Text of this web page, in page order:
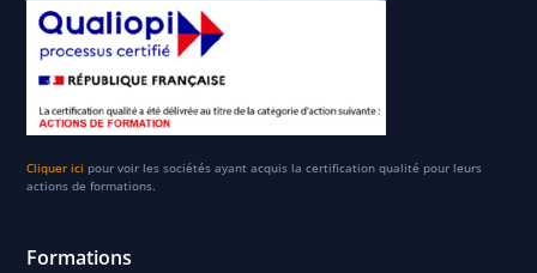
Cliquer ici pour voir les sociétés ayant acquis la certification qualité pour leurs
actions de formations.
Formations